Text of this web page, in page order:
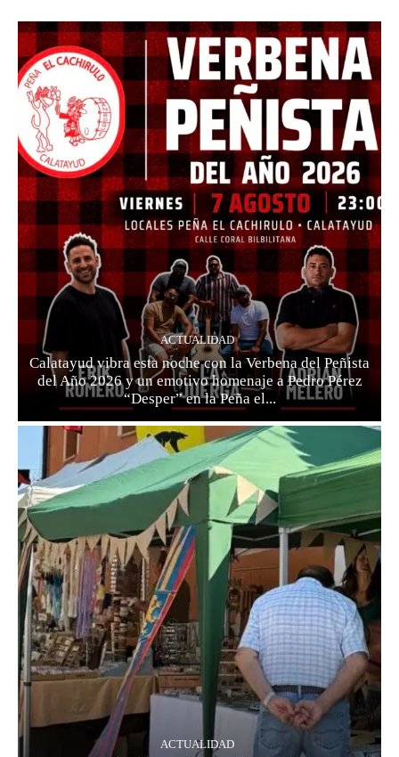
ACTUALIDAD
Calatayud vibra esta noche con la Verbena del Peñista
del Año 2026 y un emotivo homenaje a Pedro Pérez
“Desper” en la Peña el...
ACTUALIDAD